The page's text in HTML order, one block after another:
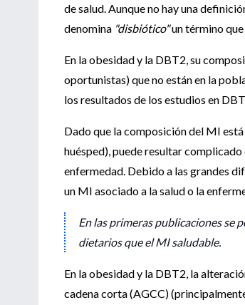
de salud. Aunque no hay una
denomina "disbiótico"un término que
En la obesidad y la DBT2, su
oportunistas) que no están en la
los resultados de los estudios en
Dado que la composición del MI
huésped), puede resultar
enfermedad. Debido a las grandes
un MI asociado a la salud o la
En las primeras publicaciones se
dietarios que el MI saludable.
En la obesidad y la DBT2, la
cadena corta (AGCC)